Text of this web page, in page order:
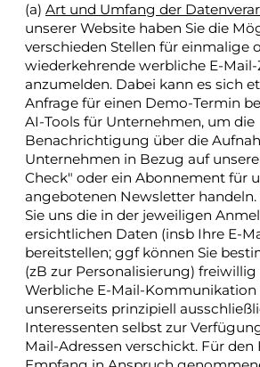
(a) Art und Umfang der
unserer Website haben Sie die
verschieden Stellen für einmalige
wiederkehrende werbliche E-
anzumelden. Dabei kann es sich
Anfrage für einen Demo-Termin
AI-Tools für Unternehmen, um die
Benachrichtigung über die
Unternehmen in Bezug auf
Check" oder ein Abonnement für
angebotenen Newsletter handeln.
Sie uns die in der jeweiligen
ersichtlichen Daten (insb Ihre E-
bereitstellen; ggf können Sie
(zB zur Personalisierung)
Werbliche E-Mail-Kommunikation
unsererseits prinzipiell
Interessenten selbst zur
Mail-Adressen verschickt. Für den